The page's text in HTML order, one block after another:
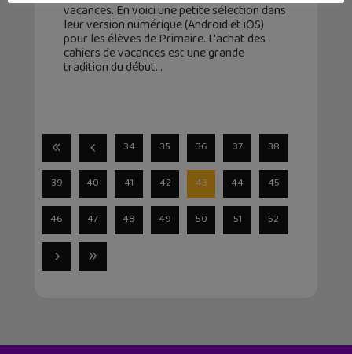
vacances. En voici une petite sélection dans
leur version numérique (Android et iOS)
pour les élèves de Primaire. L'achat des
cahiers de vacances est une grande
tradition du début
34 35 36 37 38
39 40 41 42 43 44 45
46 47 48 49 50 51 52